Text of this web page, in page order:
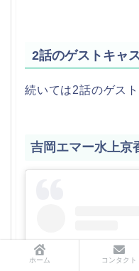
2話のゲストキャ
続いては2話のゲス
吉岡エマー水上京
ホーム コンタクト